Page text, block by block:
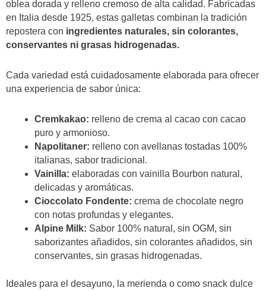
oblea dorada y relleno cremoso de alta calidad. Fabricadas
en Italia desde 1925, estas galletas combinan la tradición
repostera con ingredientes naturales, sin colorantes,
conservantes ni grasas hidrogenadas.
Cada variedad está cuidadosamente elaborada para ofrecer
una experiencia de sabor única:
Cremkakao: relleno de crema al cacao con cacao
puro y armonioso.
Napolitaner: relleno con avellanas tostadas 100%
italianas, sabor tradicional.
Vainilla: elaboradas con vainilla Bourbon natural,
delicadas y aromáticas.
Cioccolato Fondente: crema de chocolate negro
con notas profundas y elegantes.
Alpine Milk: Sabor 100% natural, sin OGM, sin
saborizantes añadidos, sin colorantes añadidos, sin
conservantes, sin grasas hidrogenadas.
Ideales para el desayuno, la merienda o como snack dulce